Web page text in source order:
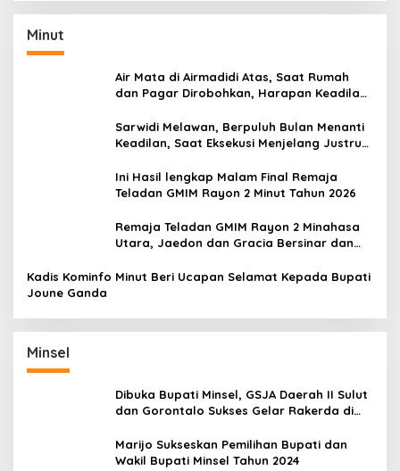
Minut
Air Mata di Airmadidi Atas, Saat Rumah
dan Pagar Dirobohkan, Harapan Keadilan
Sarwidi Melawan, Berpuluh Bulan Menanti
Keadilan, Saat Eksekusi Menjelang Justru
Ini Hasil lengkap Malam Final Remaja
Teladan GMIM Rayon 2 Minut Tahun 2026
Remaja Teladan GMIM Rayon 2 Minahasa
Utara, Jaedon dan Gracia Bersinar dan
Kadis Kominfo Minut Beri Ucapan Selamat Kepada Bupati
Joune Ganda
Minsel
Dibuka Bupati Minsel, GSJA Daerah II Sulut
dan Gorontalo Sukses Gelar Rakerda di
Marijo Sukseskan Pemilihan Bupati dan
Wakil Bupati Minsel Tahun 2024